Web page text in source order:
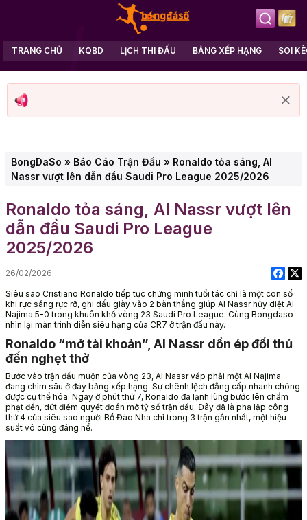
TRANG CHỦ KQBD LỊCH THI ĐẤU BẢNG XẾP HẠNG SOI
BongDaSo » Báo Cáo Trận Đấu » Ronaldo tỏa sáng, Al
Nassr vượt lên dẫn đầu Saudi Pro League 2025/2026
Ronaldo tỏa sáng, Al Nassr vượt lên
dẫn đầu Saudi Pro League
2025/2026
26/02/2026
Siêu sao Cristiano Ronaldo tiếp tục chứng minh tuổi tác chỉ là một con số
khi rực sáng rực rỡ, ghi dấu giày vào 2 bàn thắng giúp Al Nassr hủy diệt Al
Najima 5-0 trong khuôn khổ vòng 23 Saudi Pro League. Cùng Bongdaso
nhìn lại màn trình diễn siêu hạng của CR7 ở trận đấu này.
Ronaldo “mở tài khoản”, Al Nassr dồn ép đối thủ
đến nghẹt thở
Bước vào trận đấu muộn của vòng 23, Al Nassr vấp phải một Al Najima
đang chìm sâu ở đáy bảng xếp hạng. Sự chênh lệch đẳng cấp nhanh chóng
được cụ thể hóa. Ngay ở phút thứ 7, Ronaldo đã lạnh lùng bước lên chấm
phạt đền, dứt điểm quyết đoán mở tỷ số trận đấu. Đây đã là pha lập công
thứ 4 của siêu sao người Bồ Đào Nha chỉ trong 3 trận gần nhất, một hiệu
suất vô cùng đáng nể.